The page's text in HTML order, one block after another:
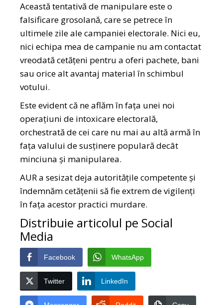
Această tentativă de manipulare este o
falsificare grosolană, care se petrece în
ultimele zile ale campaniei electorale. Nici eu,
nici echipa mea de campanie nu am contactat
vreodată cetățeni pentru a oferi pachete, bani
sau orice alt avantaj material în schimbul
votului.
Este evident că ne aflăm în fața unei noi
operațiuni de intoxicare electorală,
orchestrată de cei care nu mai au altă armă în
fața valului de susținere populară decât
minciuna și manipularea.
AUR a sesizat deja autoritățile competente și
îndemnăm cetățenii să fie extrem de vigilenți
în fața acestor practici murdare.
Distribuie articolul pe Social
Media
Facebook WhatsApp
Twitter LinkedIn